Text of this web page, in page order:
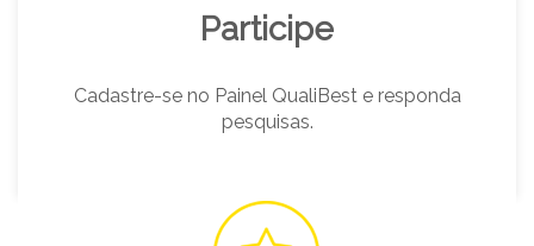
Participe
Cadastre-se no Painel QualiBest e responda
pesquisas.